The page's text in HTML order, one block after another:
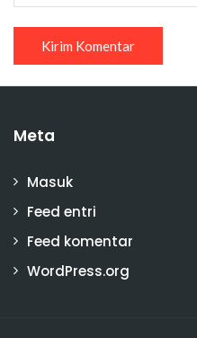
Meta
Masuk
Feed entri
Feed komentar
WordPress.org